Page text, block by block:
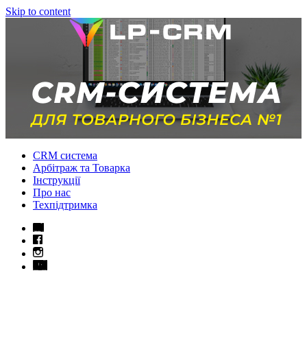
Skip to content
CRM система
Арбітраж та Товарка
Інструкції
Про нас
Техпідтримка